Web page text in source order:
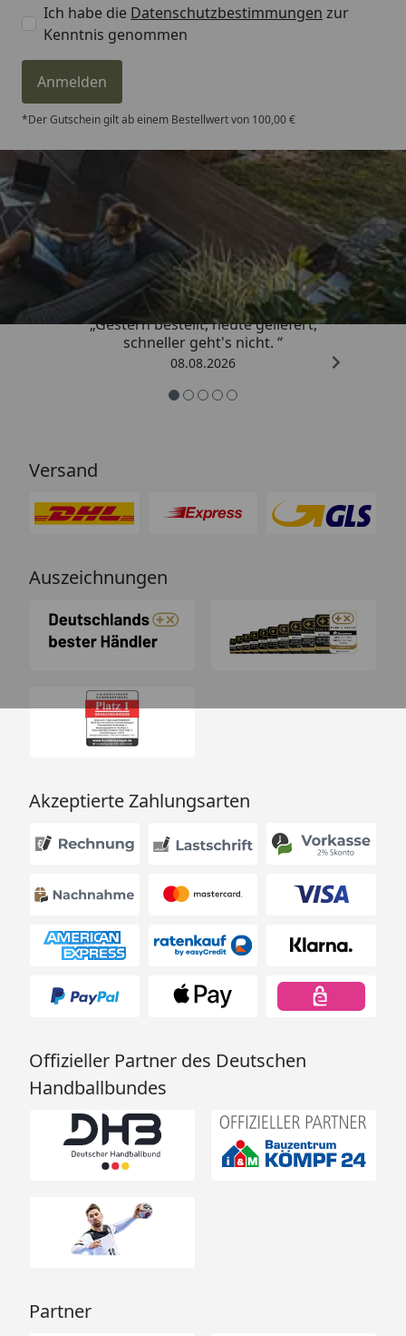
sein.Ich habe die Datenschutzbestimmungen zur
Kenntnis genommen
Anmelden
*Der Gutschein gilt ab einem Bestellwert von 100,00 €
Trusted Shops
4,81/ 5
„Gestern bestellt, heute geliefert,
schneller geht's nicht. “
08.08.2026
Versand
Auszeichnungen
Akzeptierte Zahlungsarten
Offizieller Partner des Deutschen
Handballbundes
Partner